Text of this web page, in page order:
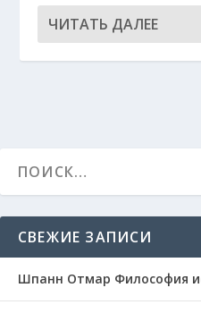
ЧИТАТЬ ДАЛЕЕ
СВЕЖИЕ ЗАПИСИ
Шпанн Отмар Философия